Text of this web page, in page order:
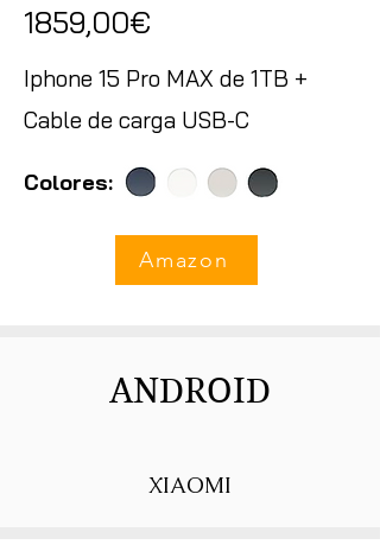
1859,00€
Iphone 15 Pro MAX de 1TB +
Cable de carga USB-C
Colores:
Amazon
ANDROID
XIAOMI